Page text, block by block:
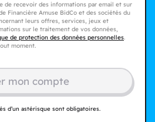
de recevoir des informations par email et sur
Financière Amuse BidCo et des sociétés du
leurs offres, services, jeux et
sur le traitement de vos données,
de protection des données personnelles.
moment.
mon compte​
d’un astérisque sont obligatoires.